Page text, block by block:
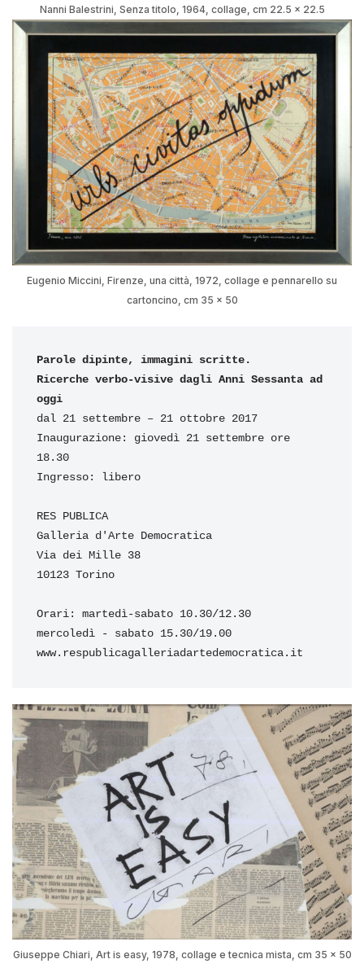
Nanni Balestrini, Senza titolo, 1964, collage, cm 22.5 x 22.5
Eugenio Miccini, Firenze, una città, 1972, collage e pennarello su
cartoncino, cm 35 x 50
Parole dipinte, immagini scritte.
Ricerche verbo-visive dagli Anni Sessanta ad
oggi
dal 21 settembre – 21 ottobre 2017
Inaugurazione: giovedì 21 settembre ore
18.30
Ingresso: libero
RES PUBLICA
Galleria d'Arte Democratica
Via dei Mille 38
10123 Torino
Orari: martedì-sabato 10.30/12.30
mercoledì - sabato 15.30/19.00
www.respublicagalleriadartedemocratica.it
Giuseppe Chiari, Art is easy, 1978, collage e tecnica mista, cm 35 x 50